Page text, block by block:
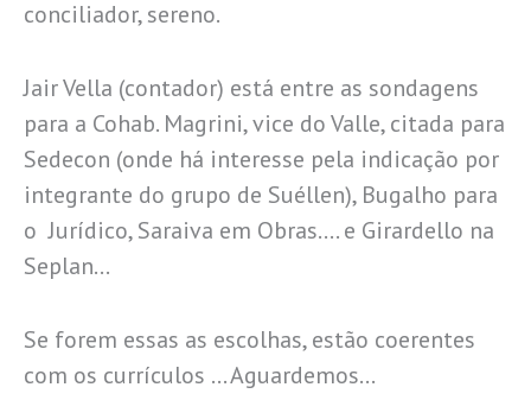
conciliador, sereno.
Jair Vella (contador) está entre as sondagens
para a Cohab. Magrini, vice do Valle, citada para
Sedecon (onde há interesse pela indicação por
integrante do grupo de Suéllen), Bugalho para
o Jurídico, Saraiva em Obras…. e Girardello na
Seplan…
Se forem essas as escolhas, estão coerentes
com os currículos … Aguardemos…